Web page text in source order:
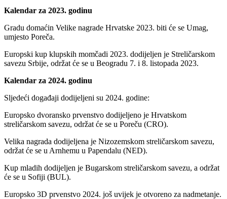
Kalendar za 2023. godinu
Gradu domaćin Velike nagrade Hrvatske 2023. biti će se Umag,
umjesto Poreča.
Europski kup klupskih momčadi 2023. dodijeljen je Streličarskom
savezu Srbije, održat će se u Beogradu 7. i 8. listopada 2023.
Kalendar za 2024. godinu
Sljedeći događaji dodijeljeni su 2024. godine:
Europsko dvoransko prvenstvo dodijeljeno je Hrvatskom
streličarskom savezu, održat će se u Poreču (CRO).
Velika nagrada dodijeljena je Nizozemskom streličarskom savezu,
održat će se u Arnhemu u Papendalu (NED).
Kup mladih dodijeljen je Bugarskom streličarskom savezu, a održat
će se u Sofiji (BUL).
Europsko 3D prvenstvo 2024. još uvijek je otvoreno za nadmetanje.